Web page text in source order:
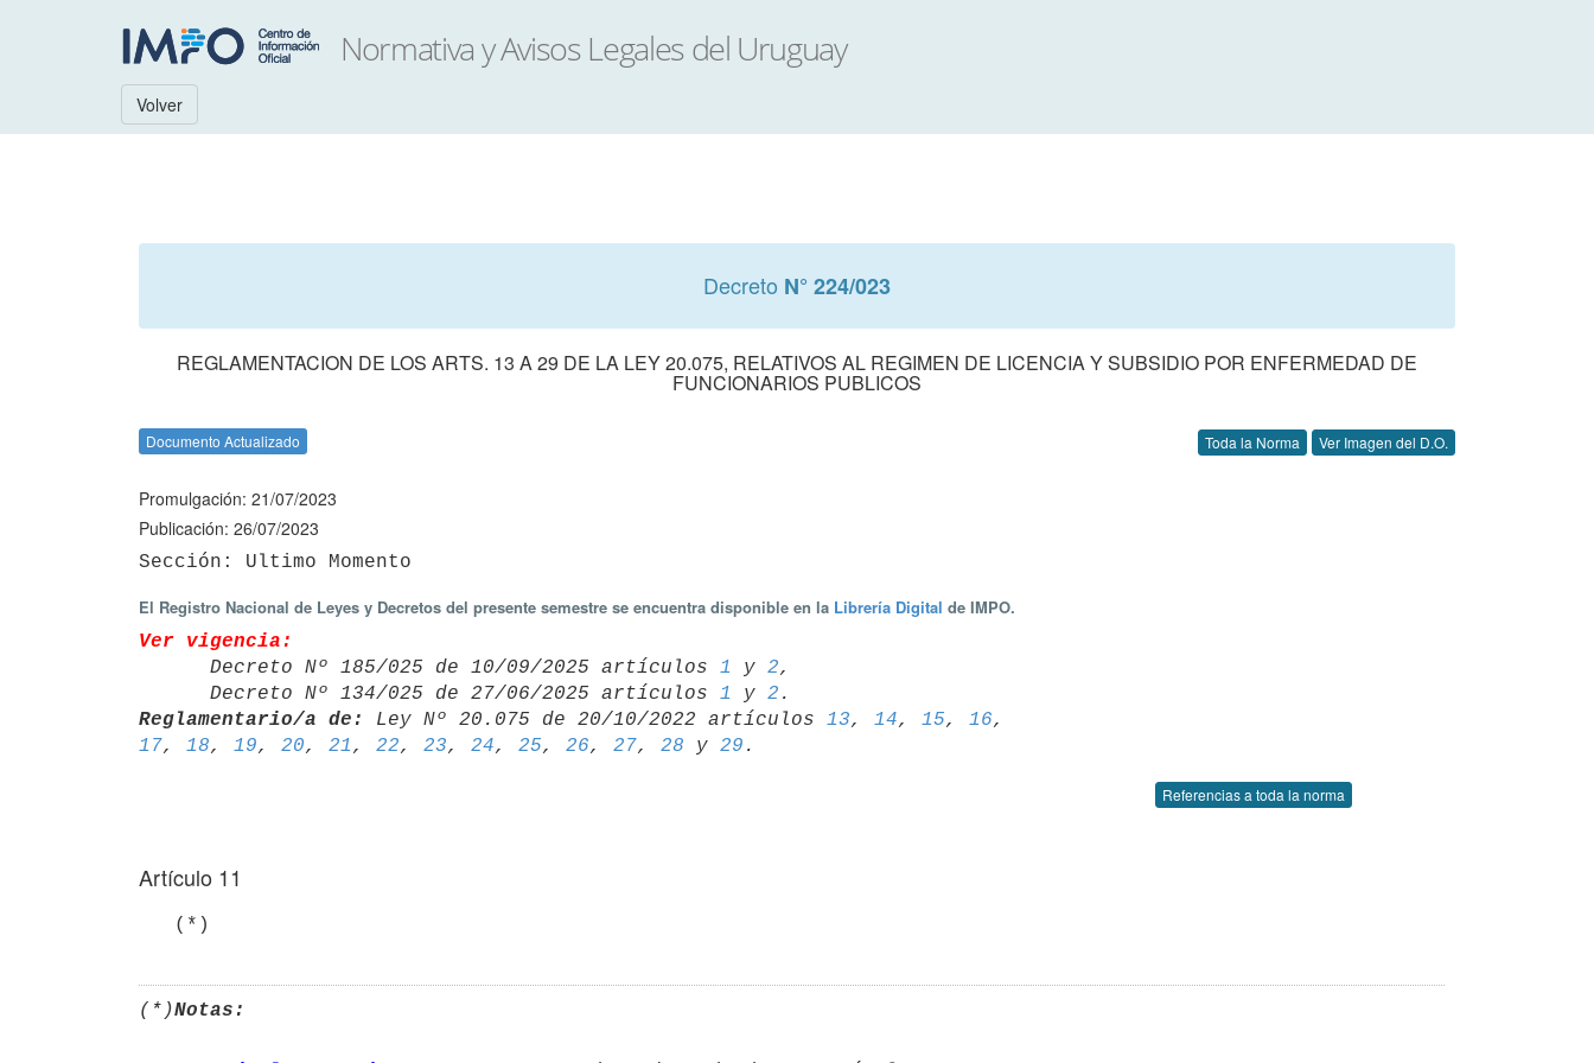
Volver
Decreto N° 224/023
REGLAMENTACION DE LOS ARTS. 13 A 29 DE LA LEY 20.075, RELATIVOS AL REGIMEN DE LICENCIA Y SUBSIDIO POR ENFERMEDAD DE
FUNCIONARIOS PUBLICOS
Documento Actualizado Toda la Norma Ver Imagen del D.O.
Promulgación: 21/07/2023
Publicación: 26/07/2023
El Registro Nacional de Leyes y Decretos del presente semestre se encuentra disponible en la Librería Digital de IMPO.
Ver vigencia:
Decreto Nº 185/025 de 10/09/2025 artículos 1 y 2,
      Decreto Nº 134/025 de 27/06/2025 artículos
1 y 2
Reglamentario/a de:
Ley Nº 20.075 de 20/10/2022 artículos 13, 14, 15, 16
17, 18, 19, 20, 21 , 22, 23, 24, 25, 26, 27, 28 y 29
Referencias a toda la norma
Artículo 11
   (*)
(*)Notas: